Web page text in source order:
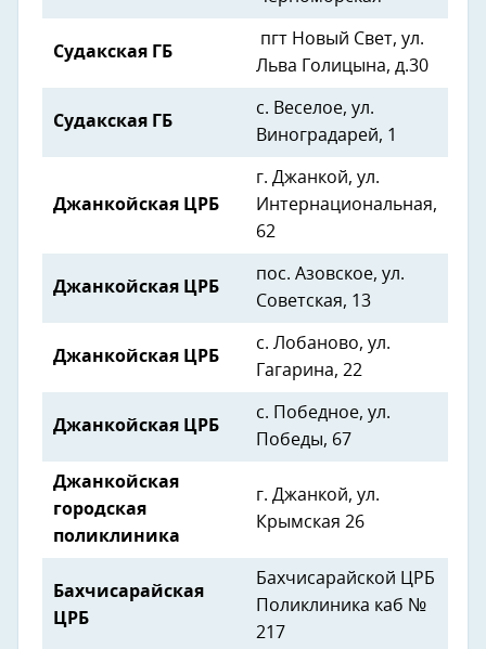
Судакская ГБ
пгт Новый Свет, ул.
Льва Голицына, д.30
Судакская ГБ
с. Веселое, ул.
Виноградарей, 1
Джанкойская ЦРБ
г. Джанкой, ул.
Интернациональная,
62
Джанкойская ЦРБ
пос. Азовское, ул.
Советская, 13
Джанкойская ЦРБ
с. Лобаново, ул.
Гагарина, 22
Джанкойская ЦРБ
с. Победное, ул.
Победы, 67
Джанкойская
городская
поликлиника
г. Джанкой, ул.
Крымская 26
Бахчисарайская
ЦРБ
Бахчисарайской ЦРБ
Поликлиника каб №
217